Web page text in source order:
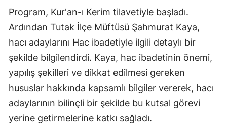
Program, Kur'an-ı Kerim tilavetiyle başladı.
Ardından Tutak İlçe Müftüsü Şahmurat Kaya,
hacı adaylarını Hac ibadetiyle ilgili detaylı bir
şekilde bilgilendirdi. Kaya, hac ibadetinin önemi,
yapılış şekilleri ve dikkat edilmesi gereken
hususlar hakkında kapsamlı bilgiler vererek, hacı
adaylarının bilinçli bir şekilde bu kutsal görevi
yerine getirmelerine katkı sağladı.